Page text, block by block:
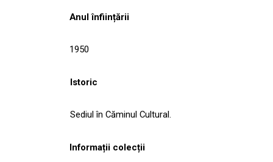
Anul înființării
1950
Istoric
Sediul în Căminul Cultural.
Informații colecții